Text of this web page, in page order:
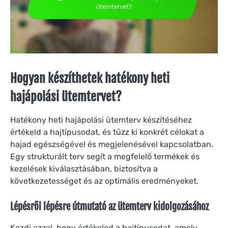
Hogyan készíthetek hatékony heti
hajápolási ütemtervet?
Hatékony heti hajápolási ütemterv készítéséhez
értékeld a hajtípusodat, és tűzz ki konkrét célokat a
hajad egészségével és megjelenésével kapcsolatban.
Egy strukturált terv segít a megfelelő termékek és
kezelések kiválasztásában, biztosítva a
következetességet és az optimális eredményeket.
Lépésről lépésre útmutató az ütemterv kidolgozásához